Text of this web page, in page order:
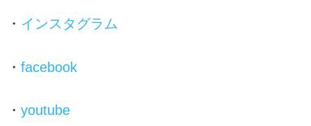
・ インスタグラム
・ facebook
・ youtube